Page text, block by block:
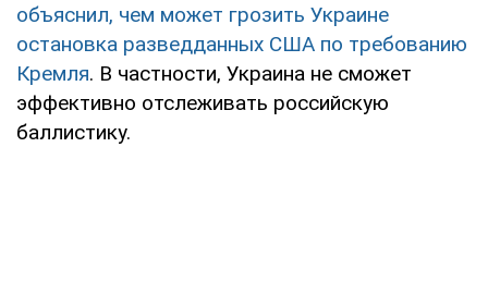
объяснил, чем может грозить Украине
остановка разведданных США по требованию
Кремля. В частности, Украина не сможет
эффективно отслеживать российскую
баллистику.